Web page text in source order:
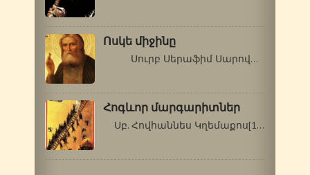
Ոսկե միջինը
Սուրբ Սերաֆիմ Սարովացի (1759-1833…
Հոգևոր մարգարիտներ
Սբ. Հովհաննես Կղեմաքոս[1] Սինայեցի…